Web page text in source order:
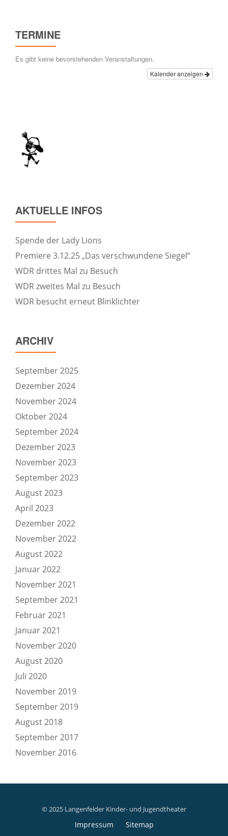
TERMINE
Es gibt keine bevorstehenden Veranstaltungen.
Kalender anzeigen
AKTUELLE INFOS
Spende der Lady Lions
Premiere 3.12.25 „Das verschwundene Siegel“
WDR drittes Mal zu Besuch
WDR zweites Mal zu Besuch
WDR besucht erneut Blinklichter
ARCHIV
September 2025
Dezember 2024
November 2024
Oktober 2024
September 2024
Dezember 2023
November 2023
September 2023
August 2023
April 2023
Dezember 2022
November 2022
August 2022
Januar 2022
November 2021
September 2021
Februar 2021
Januar 2021
November 2020
August 2020
Juli 2020
November 2019
September 2019
August 2018
September 2017
November 2016
© 2025 Langenfelder Kinder- und Jugendtheater
SecondaryImpressum Sitemap